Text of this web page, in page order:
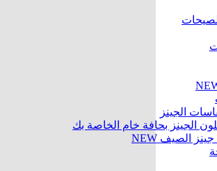
الجينز
الجينز بحافة خام الخاصة بك
جينز الصيف NEW